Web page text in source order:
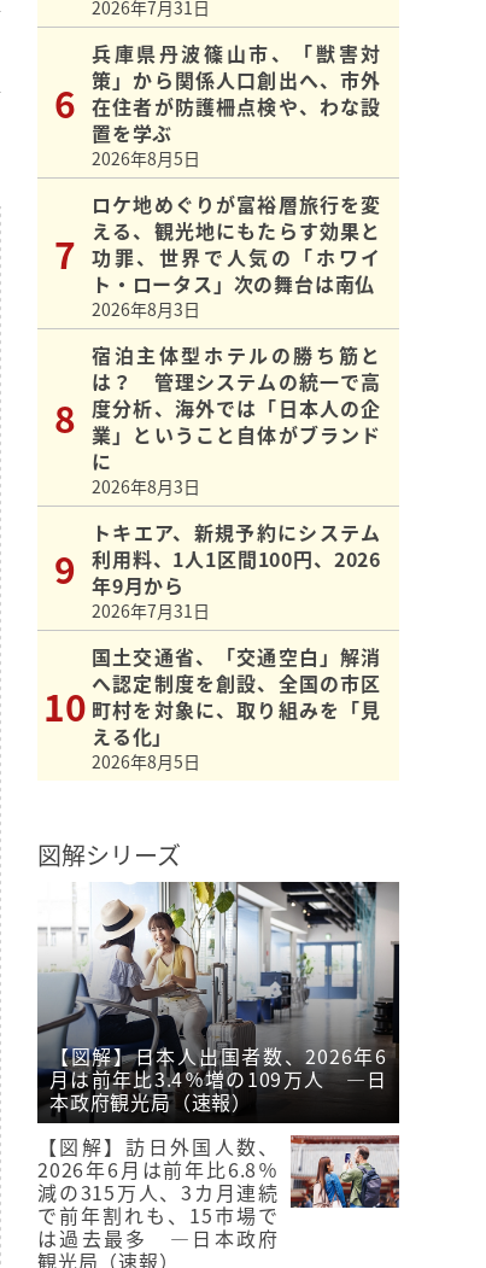
2026年7月31日
兵庫県丹波篠山市、「獣害対
策」から関係人口創出へ、市外
在住者が防護柵点検や、わな設
置を学ぶ
2026年8月5日
ロケ地めぐりが富裕層旅行を変
える、観光地にもたらす効果と
功罪、世界で人気の「ホワイ
ト・ロータス」次の舞台は南仏
2026年8月3日
宿泊主体型ホテルの勝ち筋と
は？ 管理システムの統一で高
度分析、海外では「日本人の企
業」ということ自体がブランド
に
2026年8月3日
トキエア、新規予約にシステム
利用料、1人1区間100円、2026
年9月から
2026年7月31日
国土交通省、「交通空白」解消
へ認定制度を創設、全国の市区
町村を対象に、取り組みを「見
える化」
2026年8月5日
図解シリーズ
【図解】日本人出国者数、2026年6
月は前年比3.4％増の109万人 ―日
本政府観光局（速報）
【図解】訪日外国人数、
2026年6月は前年比6.8％
減の315万人、3カ月連続
で前年割れも、15市場で
は過去最多 ―日本政府
観光局（速報）